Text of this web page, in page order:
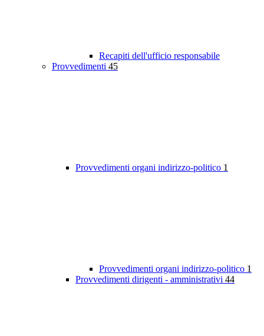
Recapiti dell'ufficio responsabile
Provvedimenti 45
Provvedimenti organi indirizzo-politico 1
Provvedimenti organi indirizzo-politico 1
Provvedimenti dirigenti - amministrativi 44